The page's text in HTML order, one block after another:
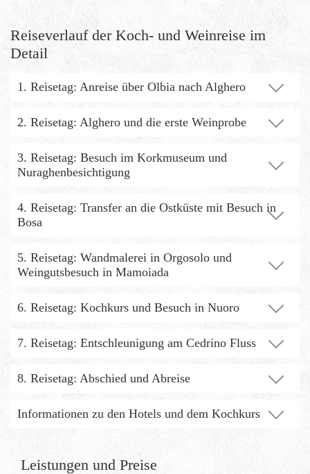
Reiseverlauf der Koch- und Weinreise im
Detail
1. Reisetag: Anreise über Olbia nach Alghero
2. Reisetag: Alghero und die erste Weinprobe
3. Reisetag: Besuch im Korkmuseum und
Nuraghenbesichtigung
4. Reisetag: Transfer an die Ostküste mit Besuch in
Bosa
5. Reisetag: Wandmalerei in Orgosolo und
Weingutsbesuch in Mamoiada
6. Reisetag: Kochkurs und Besuch in Nuoro
7. Reisetag: Entschleunigung am Cedrino Fluss
8. Reisetag: Abschied und Abreise
Informationen zu den Hotels und dem Kochkurs
Leistungen und Preise